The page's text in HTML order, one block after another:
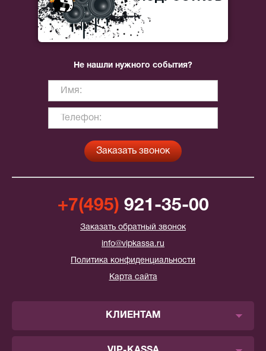
Не нашли нужного события?
+7(495) 921-35-00
Заказать обратный звонок
info@vipkassa.ru
Политика конфиденциальности
Карта сайта
КЛИЕНТАМ